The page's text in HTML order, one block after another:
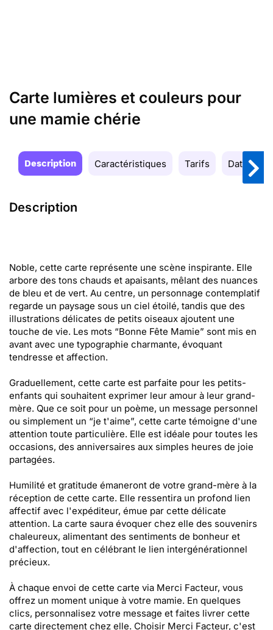
Carte lumières et couleurs pour
une mamie chérie
Description Caractéristiques Tarifs Date de
Description
Noble, cette carte représente une scène inspirante. Elle
arbore des tons chauds et apaisants, mêlant des nuances
de bleu et de vert. Au centre, un personnage contemplatif
regarde un paysage sous un ciel étoilé, tandis que des
illustrations délicates de petits oiseaux ajoutent une
touche de vie. Les mots “Bonne Fête Mamie” sont mis en
avant avec une typographie charmante, évoquant
tendresse et affection.
Graduellement, cette carte est parfaite pour les petits-
enfants qui souhaitent exprimer leur amour à leur grand-
mère. Que ce soit pour un poème, un message personnel
ou simplement un “je t'aime”, cette carte témoigne d'une
attention toute particulière. Elle est idéale pour toutes les
occasions, des anniversaires aux simples heures de joie
partagées.
Humilité et gratitude émaneront de votre grand-mère à la
réception de cette carte. Elle ressentira un profond lien
affectif avec l'expéditeur, émue par cette délicate
attention. La carte saura évoquer chez elle des souvenirs
chaleureux, alimentant des sentiments de bonheur et
d'affection, tout en célébrant le lien intergénérationnel
précieux.
À chaque envoi de cette carte via Merci Facteur, vous
offrez un moment unique à votre mamie. En quelques
clics, personnalisez votre message et faites livrer cette
carte directement chez elle. Choisir Merci Facteur, c'est